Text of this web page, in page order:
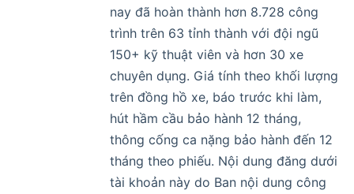
nay đã hoàn thành hơn 8.728 công
trình trên 63 tỉnh thành với đội ngũ
150+ kỹ thuật viên và hơn 30 xe
chuyên dụng. Giá tính theo khối lượng
trên đồng hồ xe, báo trước khi làm,
hút hầm cầu bảo hành 12 tháng,
thông cống ca nặng bảo hành đến 12
tháng theo phiếu. Nội dung đăng dưới
tài khoản này do Ban nội dung công